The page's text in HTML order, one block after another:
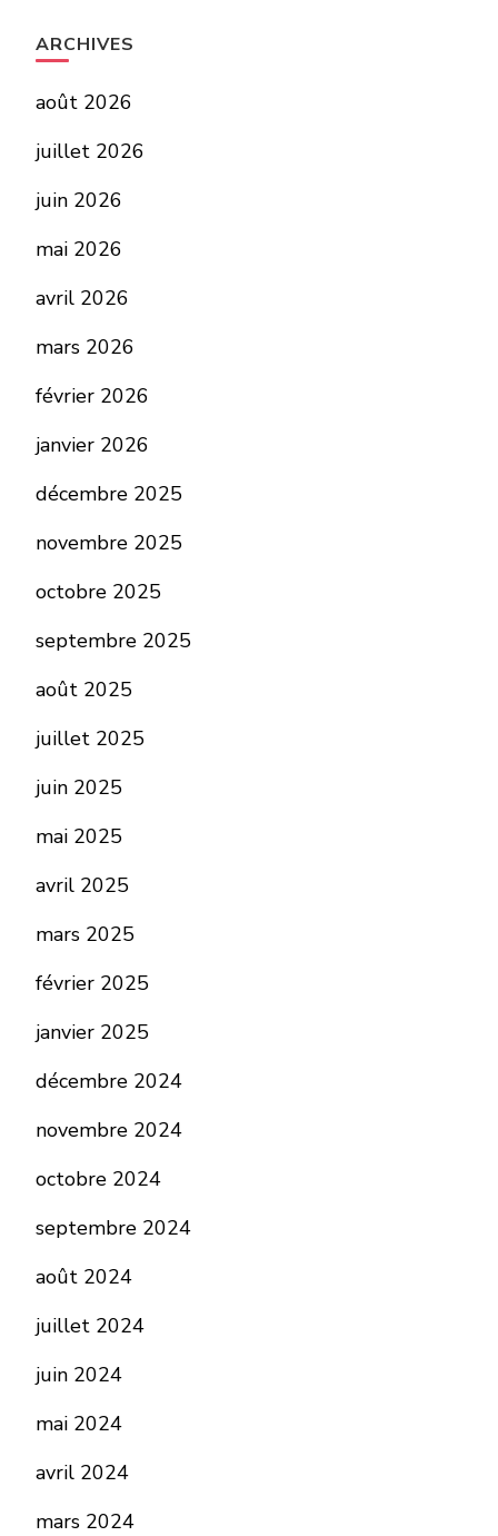
ARCHIVES
août 2026
juillet 2026
juin 2026
mai 2026
avril 2026
mars 2026
février 2026
janvier 2026
décembre 2025
novembre 2025
octobre 2025
septembre 2025
août 2025
juillet 2025
juin 2025
mai 2025
avril 2025
mars 2025
février 2025
janvier 2025
décembre 2024
novembre 2024
octobre 2024
septembre 2024
août 2024
juillet 2024
juin 2024
mai 2024
avril 2024
mars 2024